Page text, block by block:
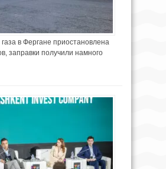
в Фергане приостановлена
заправки получили намного